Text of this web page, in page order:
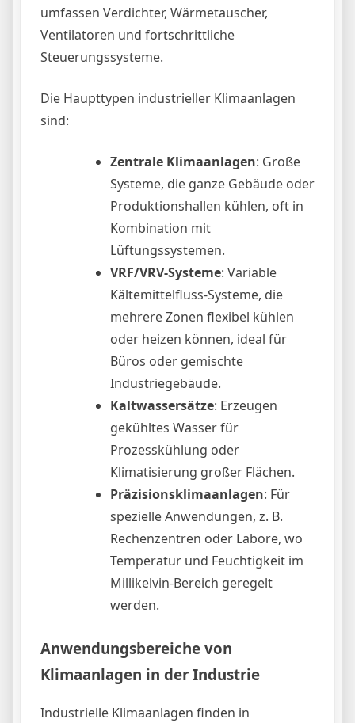
umfassen Verdichter, Wärmetauscher,
Ventilatoren und fortschrittliche
Steuerungssysteme.
Die Haupttypen industrieller Klimaanlagen
sind:
Zentrale Klimaanlagen: Große
Systeme, die ganze Gebäude oder
Produktionshallen kühlen, oft in
Kombination mit
Lüftungssystemen.
VRF/VRV-Systeme: Variable
Kältemittelfluss-Systeme, die
mehrere Zonen flexibel kühlen
oder heizen können, ideal für
Büros oder gemischte
Industriegebäude.
Kaltwassersätze: Erzeugen
gekühltes Wasser für
Prozesskühlung oder
Klimatisierung großer Flächen.
Präzisionsklimaanlagen: Für
spezielle Anwendungen, z. B.
Rechenzentren oder Labore, wo
Temperatur und Feuchtigkeit im
Millikelvin-Bereich geregelt
werden.
Anwendungsbereiche von
Klimaanlagen in der Industrie
Industrielle Klimaanlagen finden in